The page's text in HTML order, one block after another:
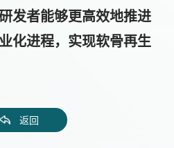
发者能够更高效地推进
化进程，实现软骨再生
返回